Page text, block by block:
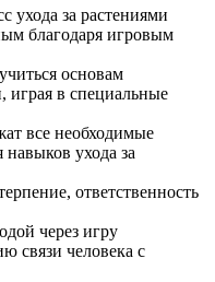
ухода за растениями
благодаря игровым
основам
играя в специальные
все необходимые
навыков ухода за
ответственность
через игру
связи человека с